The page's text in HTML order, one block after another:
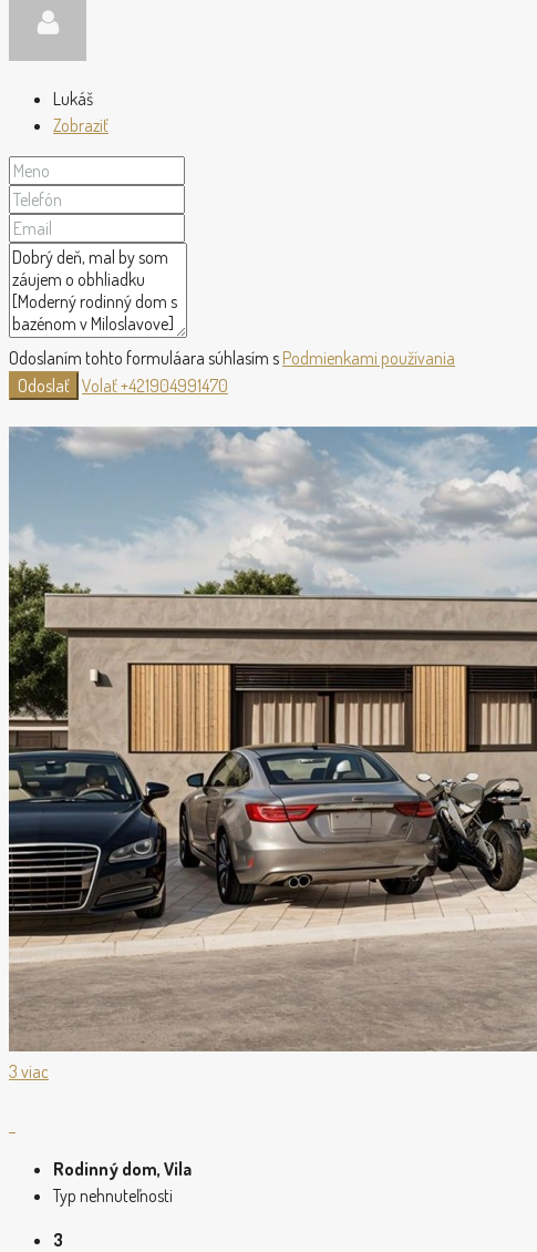
Lukáš
Zobraziť
Odoslaním tohto formuláara súhlasím s Podmienkami používania
Odoslať Volať+421904991470
3 viac
Rodinný dom, Vila
Typ nehnuteľnosti
3